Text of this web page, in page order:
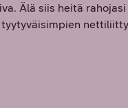
Älä siis heitä